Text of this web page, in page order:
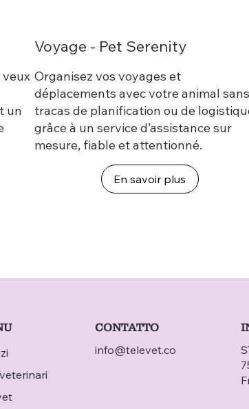
veux
un
Voyage - Pet Serenity
Organisez vos voyages et
déplacements avec votre animal sans
tracas de planification ou de
grâce à un service d’assistance sur
mesure, fiable et attentionné.
CONTATTO
info@televet.co